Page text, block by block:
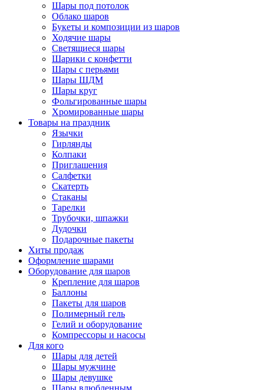
Шары под потолок
Облако шаров
Букеты и композиции из шаров
Ходячие шары
Светящиеся шары
Шарики с конфетти
Шары с перьями
Шары ШДМ
Шары круг
Фольгированные шары
Хромированные шары
Товары на праздник
Язычки
Гирлянды
Колпаки
Приглашения
Салфетки
Скатерть
Стаканы
Тарелки
Трубочки, шпажки
Дудочки
Подарочные пакеты
Хиты продаж
Оформление шарами
Оборудование для шаров
Крепление для шаров
Баллоны
Пакеты для шаров
Полимерный гель
Гелий и оборудование
Компрессоры и насосы
Для кого
Шары для детей
Шары мужчине
Шары девушке
Шары влюбленным